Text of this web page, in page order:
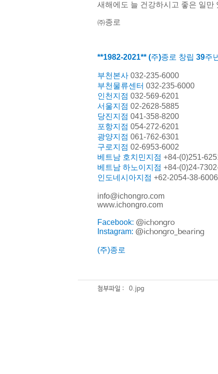
새해에도 늘 건강하시고 좋은 일만
㈜종로
**1982-2021** (주)종로 창립 39주
부천본사 032-235-6000
부천물류센터 032-235-6000
인천지점 032-569-6201
서울지점 02-2628-5885
당진지점 041-358-8200
포항지점 054-272-6201
광양지점 061-762-6301
구로지점 02-6953-6002
베트남 호치민지점 +84-(0)251-
베트남 하노이지점 +84-(0)24-
인도네시아지점 +62-2054-38-6006
info@ichongro.com
www.ichongro.com
Facebook: @ichongro
Instagram: @ichongro_bearing
(주)종로
첨부파일 : 0.jpg